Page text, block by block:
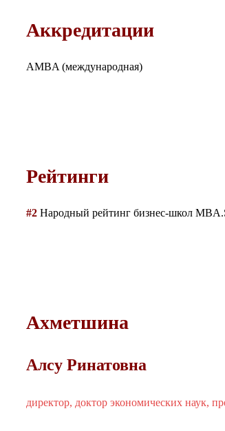
Аккредитации
AMBA (международная)
Рейтинги
#2 Народный рейтинг бизнес-школ
Ахметшина
Алсу Ринатовна
директор, доктор экономических наук,